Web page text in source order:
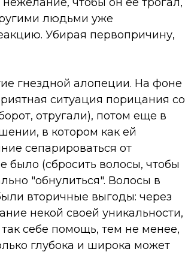
людьми уже
Убирая первопричину,
гнездной алопеции. На фоне
ситуация порицания со
отругали), потом еще в
в котором как ей
сепарироваться от
было (сбросить волосы, чтобы
"обнулиться". Волосы в
вторичные выгоды: через
некой своей уникальности,
себе помощь, тем не менее,
глубока и широка может